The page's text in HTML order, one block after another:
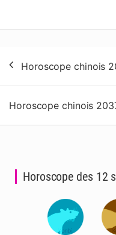
de
l’article
Horoscope chinois
Horoscope chinois
Horoscope des 12